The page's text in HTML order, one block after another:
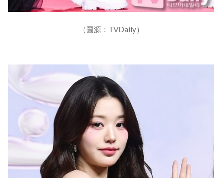
（圖源：TVDaily）